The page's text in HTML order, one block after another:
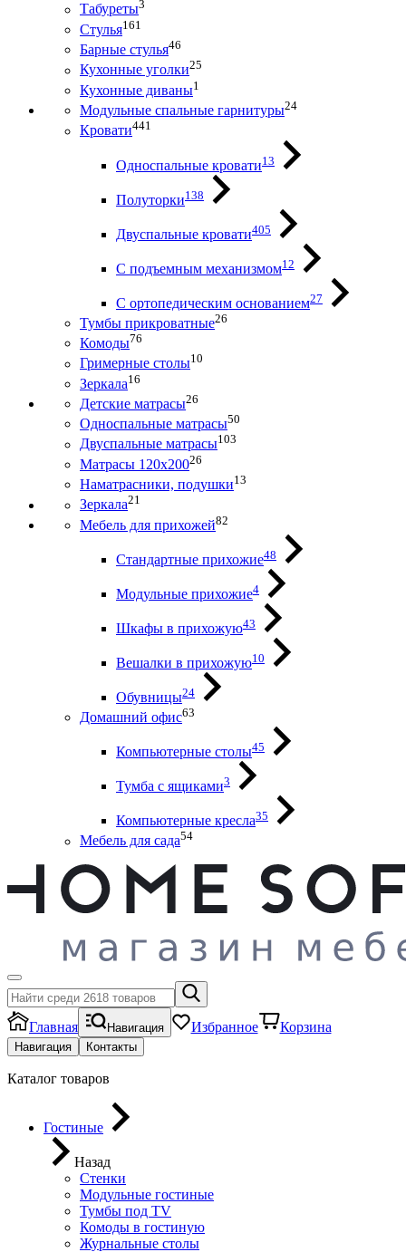
Табуреты3
Стулья161
Барные стулья46
Кухонные уголки25
Кухонные диваны1
Модульные спальные гарнитуры24
Кровати441
Односпальные кровати13
Полуторки138
Двуспальные кровати405
С подъемным механизмом12
С ортопедическим основанием27
Тумбы прикроватные26
Комоды76
Гримерные столы10
Зеркала16
Детские матрасы26
Односпальные матрасы50
Двуспальные матрасы103
Матрасы 120х20026
Наматрасники, подушки13
Зеркала21
Мебель для прихожей82
Стандартные прихожие48
Модульные прихожие4
Шкафы в прихожую43
Вешалки в прихожую10
Обувницы24
Домашний офис63
Компьютерные столы45
Тумба с ящиками3
Компьютерные кресла35
Мебель для сада54
Главная Навигация Избранное Корзина
Навигация Контакты
Каталог товаров
Гостиные
Назад
Стенки
Модульные гостиные
Тумбы под ТV
Комоды в гостиную
Журнальные столы